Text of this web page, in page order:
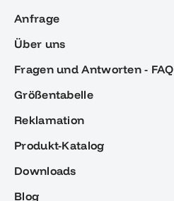
Anfrage
Über uns
Fragen und Antworten - FAQ
Größentabelle
Reklamation
Produkt-Katalog
Downloads
Blog